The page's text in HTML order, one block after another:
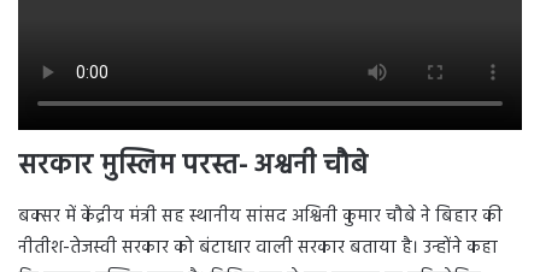
सरकार मुस्लिम परस्त- अश्वनी चौबे
बक्सर में केंद्रीय मंत्री सह स्थानीय सांसद अश्विनी कुमार चौबे ने बिहार की
नीतीश-तेजस्वी सरकार को बंटाधार वाली सरकार बताया है। उन्होंने कहा